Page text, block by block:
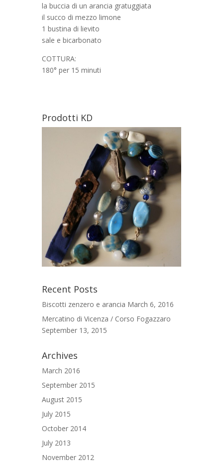
la buccia di un arancia gratuggiata
il succo di mezzo limone
1 bustina di lievito
sale e bicarbonato
COTTURA:
180° per 15 minuti
Prodotti KD
Recent Posts
Biscotti zenzero e arancia March 6, 2016
Mercatino di Vicenza / Corso Fogazzaro
September 13, 2015
Archives
March 2016
September 2015
August 2015
July 2015
October 2014
July 2013
November 2012